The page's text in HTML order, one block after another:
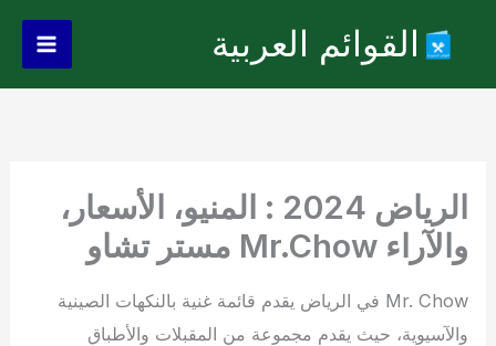
القوائم العربية
الرياض 2024 : المنيو، الأسعار،
والآراء Mr.Chow مستر تشاو
Mr. Chow في الرياض يقدم قائمة غنية بالنكهات الصينية
والآسيوية، حيث يقدم مجموعة من المقبلات والأطباق